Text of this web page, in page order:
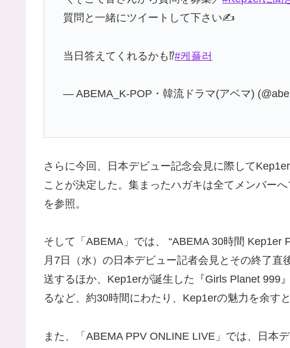
質問と一緒にツイートして下さい✍️
当日答えてくれるかも⁉︎#케플러
— ABEMA_K-POP・韓流ドラマ(アベマ)
さらに今回、日本デビュー記念会見に際して
ことが決定した。集まったハガキは全てメンバー
を参照。
そして「ABEMA」では、 “ABEMA 30時間 Kep1er
月7日（水）の日本デビュー記者会見とその終了
送するほか、Kep1erが誕生した『Girls Planet 999
るなど、約30時間にわたり、Kep1erの魅力を余す
また、「ABEMA PPV ONLINE LIVE」では、日本